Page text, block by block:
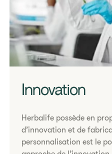
Innovation
Herbalife possède en
d’innovation et de
personnalisation est le